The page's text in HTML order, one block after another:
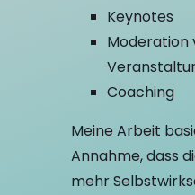
Keynotes
Moderation
Coaching
Meine Arbeit
Annahme, dass
mehr